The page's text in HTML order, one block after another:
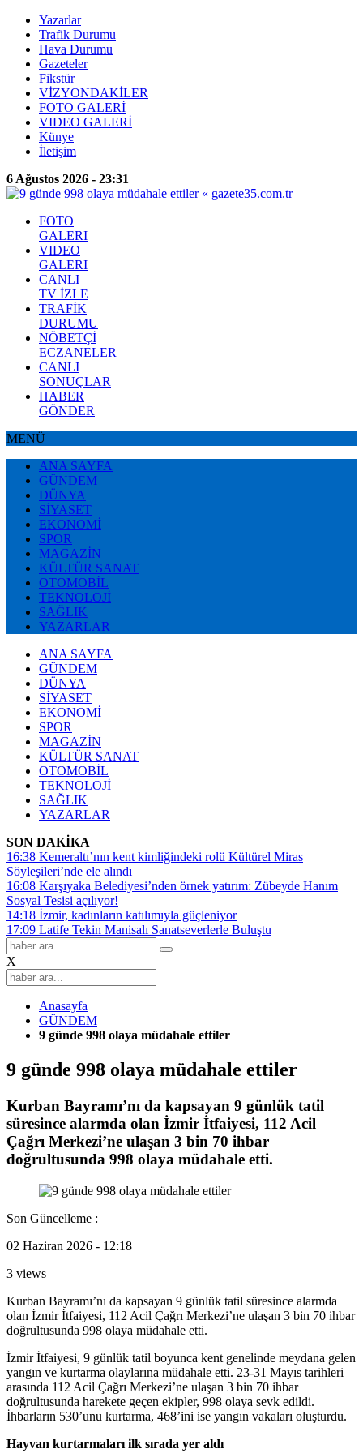
Yazarlar
Trafik Durumu
Hava Durumu
Gazeteler
Fikstür
VİZYONDAKİLER
FOTO GALERİ
VIDEO GALERİ
Künye
İletişim
6 Ağustos 2026 - 23:31
FOTO
GALERI
VIDEO
GALERI
CANLI
TV İZLE
TRAFİK
DURUMU
NÖBETÇİ
ECZANELER
CANLI
SONUÇLAR
HABER
GÖNDER
MENÜ
ANA SAYFA
GÜNDEM
DÜNYA
SİYASET
EKONOMİ
SPOR
MAGAZİN
KÜLTÜR SANAT
OTOMOBİL
TEKNOLOJİ
SAĞLIK
YAZARLAR
ANA SAYFA
GÜNDEM
DÜNYA
SİYASET
EKONOMİ
SPOR
MAGAZİN
KÜLTÜR SANAT
OTOMOBİL
TEKNOLOJİ
SAĞLIK
YAZARLAR
SON DAKİKA
16:38 Kemeraltı’nın kent kimliğindeki rolü Kültürel Miras
Söyleşileri’nde ele alındı
16:08 Karşıyaka Belediyesi’nden örnek yatırım: Zübeyde Hanım
Sosyal Tesisi açılıyor!
14:18 İzmir, kadınların katılımıyla güçleniyor
17:09 Latife Tekin Manisalı Sanatseverlerle Buluştu
X
Anasayfa
GÜNDEM
9 günde 998 olaya müdahale ettiler
9 günde 998 olaya müdahale ettiler
Kurban Bayramı’nı da kapsayan 9 günlük tatil
süresince alarmda olan İzmir İtfaiyesi, 112 Acil
Çağrı Merkezi’ne ulaşan 3 bin 70 ihbar
doğrultusunda 998 olaya müdahale etti.
Son Güncelleme :
02 Haziran 2026 - 12:18
3 views
Kurban Bayramı’nı da kapsayan 9 günlük tatil süresince alarmda
olan İzmir İtfaiyesi, 112 Acil Çağrı Merkezi’ne ulaşan 3 bin 70 ihbar
doğrultusunda 998 olaya müdahale etti.
İzmir İtfaiyesi, 9 günlük tatil boyunca kent genelinde meydana gelen
yangın ve kurtarma olaylarına müdahale etti. 23-31 Mayıs tarihleri
arasında 112 Acil Çağrı Merkezi’ne ulaşan 3 bin 70 ihbar
doğrultusunda harekete geçen ekipler, 998 olaya sevk edildi.
İhbarların 530’unu kurtarma, 468’ini ise yangın vakaları oluşturdu.
Hayvan kurtarmaları ilk sırada yer aldı